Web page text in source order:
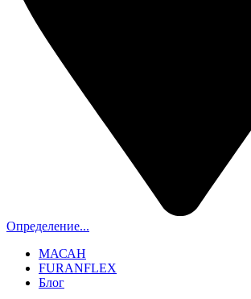
Определение...
МАСАН
FURANFLEX
Блог